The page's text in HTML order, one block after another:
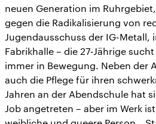
neuen Generation im
gegen die Radikalisierung von
Jugendausschuss der IG-Metall,
Fabrikhalle – die 27-Jährige
immer in Bewegung. Neben der
auch die Pflege für ihren
Jahren an der Abendschule hat
Job angetreten – aber im Werk